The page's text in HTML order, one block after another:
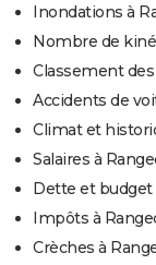
Inondations à
Nombre de
Classement
Accidents de
Climat et
Salaires à
Dette et budget
Impôts à
Crèches à